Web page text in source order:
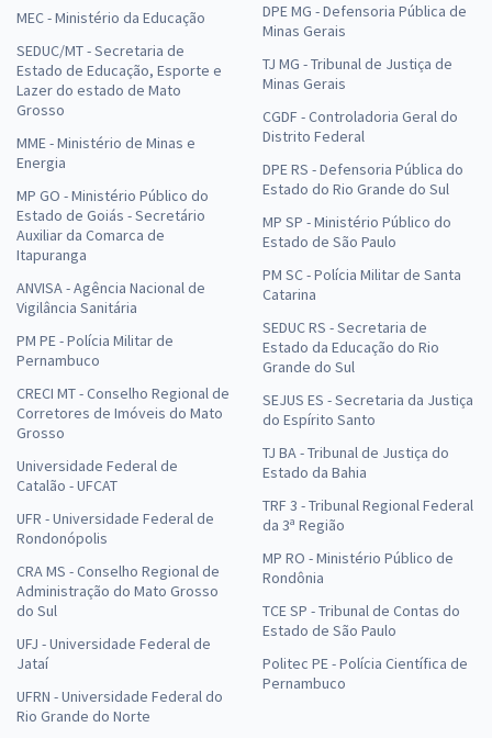
MEC - Ministério da Educação
SEDUC/MT - Secretaria de
Estado de Educação, Esporte e
Lazer do estado de Mato
Grosso
MME - Ministério de Minas e
Energia
MP GO - Ministério Público do
Estado de Goiás - Secretário
Auxiliar da Comarca de
Itapuranga
ANVISA - Agência Nacional de
Vigilância Sanitária
PM PE - Polícia Militar de
Pernambuco
CRECI MT - Conselho Regional de
Corretores de Imóveis do Mato
Grosso
Universidade Federal de
Catalão - UFCAT
UFR - Universidade Federal de
Rondonópolis
CRA MS - Conselho Regional de
Administração do Mato Grosso
do Sul
UFJ - Universidade Federal de
Jataí
UFRN - Universidade Federal do
Rio Grande do Norte
DPE MG - Defensoria Pública de
Minas Gerais
TJ MG - Tribunal de Justiça de
Minas Gerais
CGDF - Controladoria Geral do
Distrito Federal
DPE RS - Defensoria Pública do
Estado do Rio Grande do Sul
MP SP - Ministério Público do
Estado de São Paulo
PM SC - Polícia Militar de Santa
Catarina
SEDUC RS - Secretaria de
Estado da Educação do Rio
Grande do Sul
SEJUS ES - Secretaria da Justiça
do Espírito Santo
TJ BA - Tribunal de Justiça do
Estado da Bahia
TRF 3 - Tribunal Regional Federal
da 3ª Região
MP RO - Ministério Público de
Rondônia
TCE SP - Tribunal de Contas do
Estado de São Paulo
Politec PE - Polícia Científica de
Pernambuco